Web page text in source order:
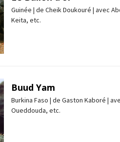
Guinée | de Cheik Doukouré | avec
Keita, etc.
Buud Yam
Burkina Faso | de Gaston Kaboré |
Oueddouda, etc.